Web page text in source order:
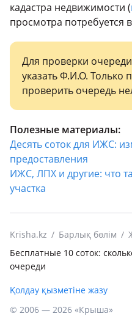
кадастра недвижимости (
просмотра потребуется
Для проверки
указать Ф.И.О.
проверить очередь
Полезные материалы:
Десять соток для ИЖС:
предоставления
ИЖС, ЛПХ и другие: что
участка
Krisha.kz Барлық бөлім
Бесплатные 10 соток:
очереди
Қолдау қызметіне жазу
© 2006 — 2026 «Крыша»